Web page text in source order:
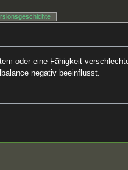
oder eine Fähigkeit
negativ beeinflusst.